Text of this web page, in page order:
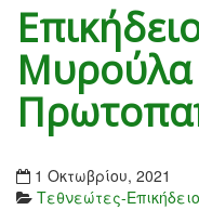
Μυρούλα
1 Οκτωβρίου, 2021
Τεθνεώτες-